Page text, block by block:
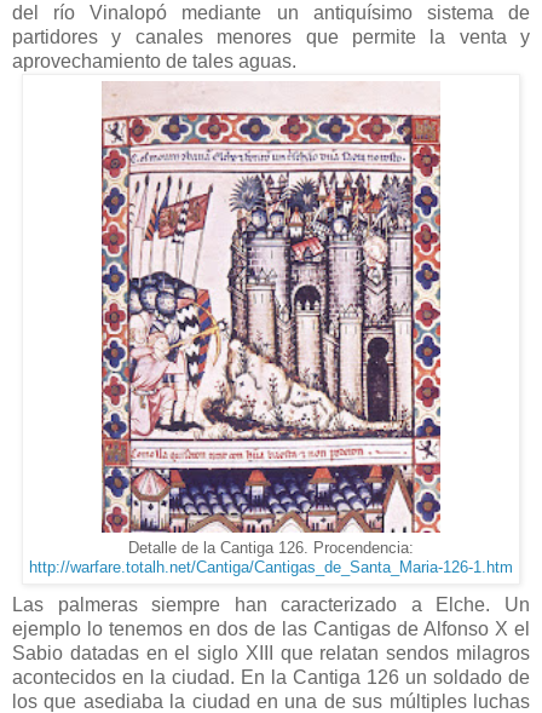
del río Vinalopó mediante un antiquísimo sistema de
partidores y canales menores que permite la venta y
aprovechamiento de tales aguas.
Detalle de la Cantiga 126. Procendencia:
http://warfare.totalh.net/Cantiga/Cantigas_de_Santa_Maria-126-1.htm
Las palmeras siempre han caracterizado a Elche. Un
ejemplo lo tenemos en dos de las Cantigas de Alfonso X el
Sabio datadas en el siglo XIII que relatan sendos milagros
acontecidos en la ciudad. En la Cantiga 126 un soldado de
los que asediaba la ciudad en una de sus múltiples luchas